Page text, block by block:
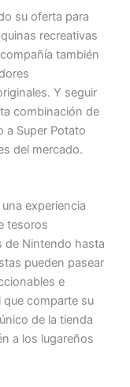
su oferta para
recreativas
también
Y seguir
combinación de
a Super Potato
del mercado.
experiencia
tesoros
de Nintendo hasta
pueden pasear
e
comparte su
de la tienda
a los lugareños